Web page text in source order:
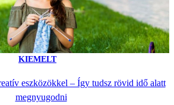
KIEMELT
eszközökkel – Így tudsz rövid idő alatt
megnyugodni